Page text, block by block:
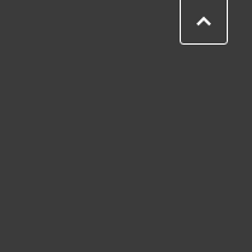
ZPĚT